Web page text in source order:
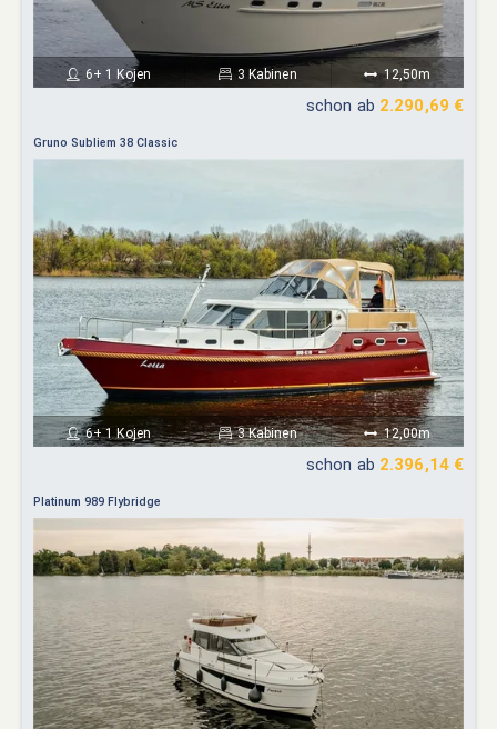
6+ 1 Kojen 3 Kabinen 12,50m
schon ab 2.290,69 €
Gruno Subliem 38 Classic
6+ 1 Kojen 3 Kabinen 12,00m
schon ab 2.396,14 €
Platinum 989 Flybridge